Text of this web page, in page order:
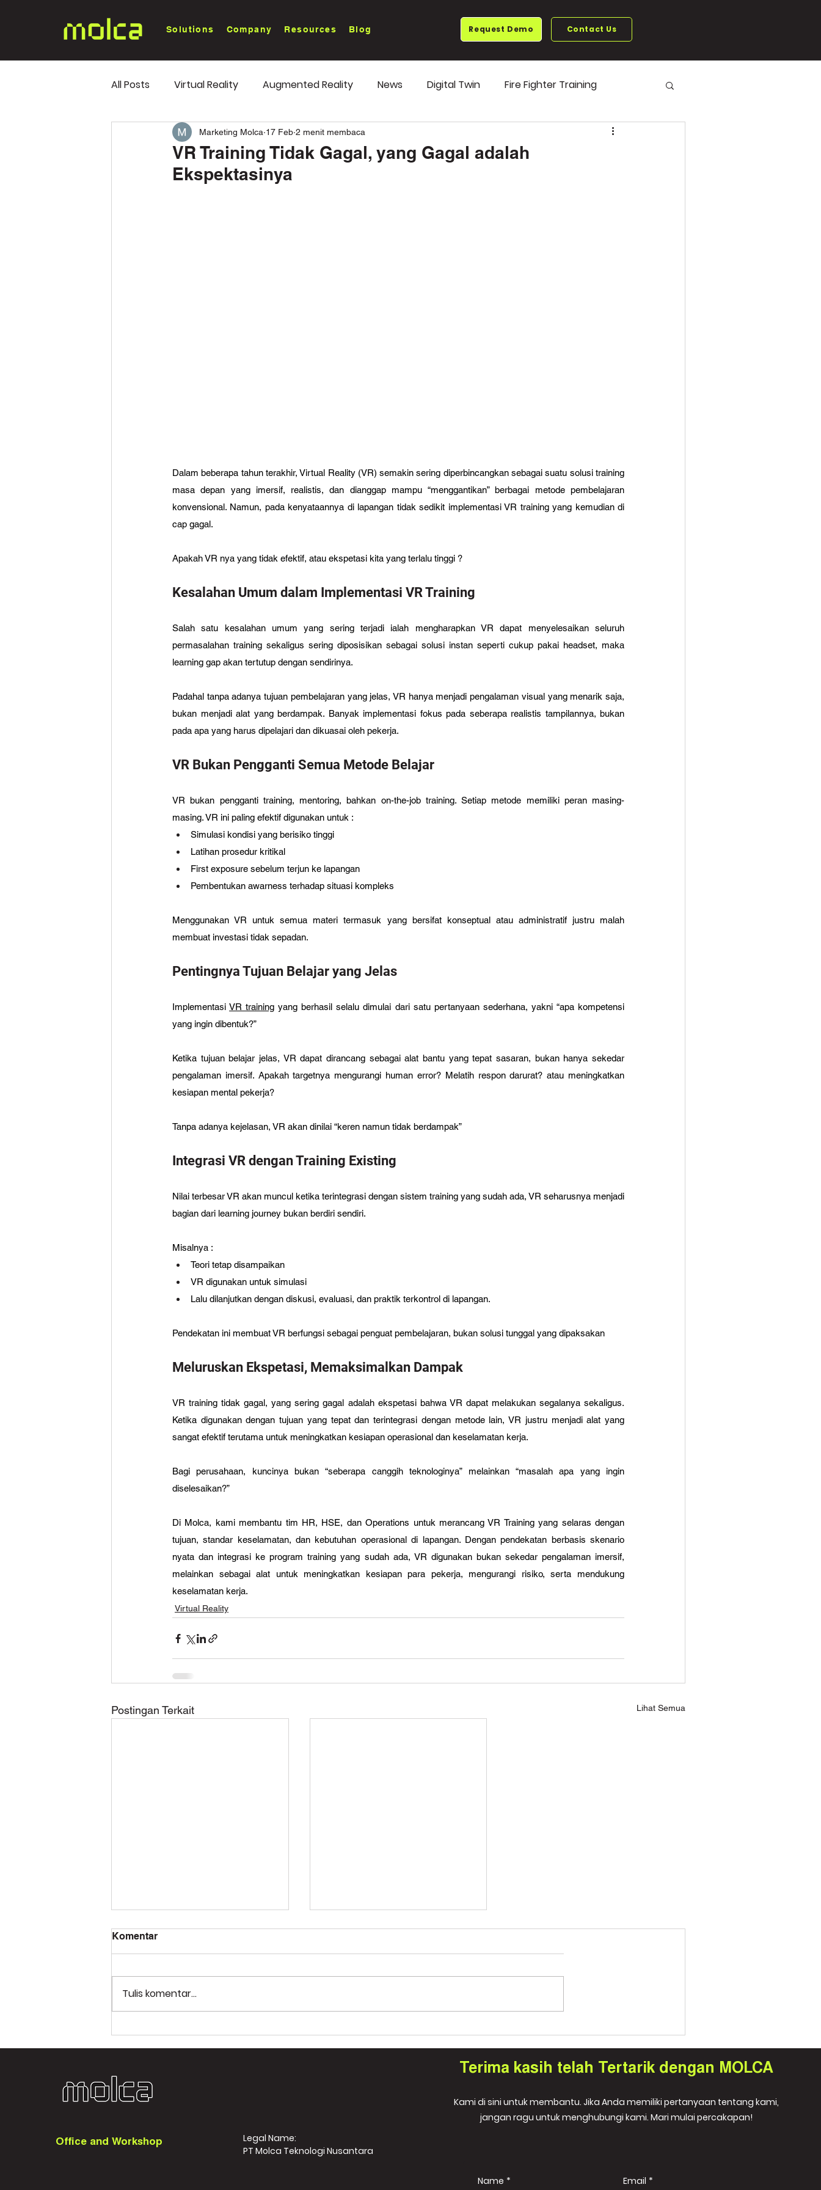
Solutions Company Resources Blog Request Demo Contact Us
All Posts Virtual Reality Augmented Reality News Digital Twin Fire Fighter Training
White Paper Industry Trends OEE Monitoring
VR Training Tidak Gagal, yang Gagal adalah
Ekspektasinya
Marketing Molca 17 Feb 2 menit membaca
Dalam beberapa tahun terakhir, Virtual Reality (VR) semakin sering diperbincangkan sebagai suatu solusi training
masa depan yang imersif, realistis, dan dianggap mampu “menggantikan” berbagai metode pembelajaran
konvensional. Namun, pada kenyataannya di lapangan tidak sedikit implementasi VR training yang kemudian di
cap gagal.
Apakah VR nya yang tidak efektif, atau ekspetasi kita yang terlalu tinggi ?
Kesalahan Umum dalam Implementasi VR Training
Salah satu kesalahan umum yang sering terjadi ialah mengharapkan VR dapat menyelesaikan seluruh
permasalahan training sekaligus sering diposisikan sebagai solusi instan seperti cukup pakai headset, maka
learning gap akan tertutup dengan sendirinya.
Padahal tanpa adanya tujuan pembelajaran yang jelas, VR hanya menjadi pengalaman visual yang menarik saja,
bukan menjadi alat yang berdampak. Banyak implementasi fokus pada seberapa realistis tampilannya, bukan
pada apa yang harus dipelajari dan dikuasai oleh pekerja.
VR Bukan Pengganti Semua Metode Belajar
VR bukan pengganti training, mentoring, bahkan on-the-job training. Setiap metode memiliki peran masing-
masing. VR ini paling efektif digunakan untuk :
Simulasi kondisi yang berisiko tinggi
Latihan prosedur kritikal
First exposure sebelum terjun ke lapangan
Pembentukan awarness terhadap situasi kompleks
Menggunakan VR untuk semua materi termasuk yang bersifat konseptual atau administratif justru malah
membuat investasi tidak sepadan.
Pentingnya Tujuan Belajar yang Jelas
Implementasi VR training yang berhasil selalu dimulai dari satu pertanyaan sederhana, yakni “apa kompetensi
yang ingin dibentuk?”
Ketika tujuan belajar jelas, VR dapat dirancang sebagai alat bantu yang tepat sasaran, bukan hanya sekedar
pengalaman imersif. Apakah targetnya mengurangi human error? Melatih respon darurat? atau meningkatkan
kesiapan mental pekerja?
Tanpa adanya kejelasan, VR akan dinilai “keren namun tidak berdampak”
Integrasi VR dengan Training Existing
Nilai terbesar VR akan muncul ketika terintegrasi dengan sistem training yang sudah ada, VR seharusnya menjadi
bagian dari learning journey bukan berdiri sendiri.
Misalnya :
Teori tetap disampaikan
VR digunakan untuk simulasi
Lalu dilanjutkan dengan diskusi, evaluasi, dan praktik terkontrol di lapangan.
Pendekatan ini membuat VR berfungsi sebagai penguat pembelajaran, bukan solusi tunggal yang dipaksakan
Meluruskan Ekspetasi, Memaksimalkan Dampak
VR training tidak gagal, yang sering gagal adalah ekspetasi bahwa VR dapat melakukan segalanya sekaligus.
Ketika digunakan dengan tujuan yang tepat dan terintegrasi dengan metode lain, VR justru menjadi alat yang
sangat efektif terutama untuk meningkatkan kesiapan operasional dan keselamatan kerja.
Bagi perusahaan, kuncinya bukan “seberapa canggih teknologinya” melainkan “masalah apa yang ingin
diselesaikan?”
Di Molca, kami membantu tim HR, HSE, dan Operations untuk merancang VR Training yang selaras dengan
tujuan, standar keselamatan, dan kebutuhan operasional di lapangan. Dengan pendekatan berbasis skenario
nyata dan integrasi ke program training yang sudah ada, VR digunakan bukan sekedar pengalaman imersif,
melainkan sebagai alat untuk meningkatkan kesiapan para pekerja, mengurangi risiko, serta mendukung
keselamatan kerja.
Virtual Reality
Postingan Terkait Lihat Semua
Komentar
Tulis komentar...
Office and Workshop
Legal Name:
PT Molca Teknologi Nusantara
Terima kasih telah Tertarik dengan MOLCA
Kami di sini untuk membantu. Jika Anda memiliki pertanyaan tentang kami,
jangan ragu untuk menghubungi kami. Mari mulai percakapan!
Name * Email *